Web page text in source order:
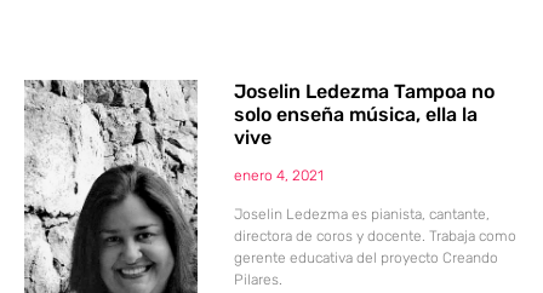
Joselin Ledezma Tampoa no
solo enseña música, ella la
vive
enero 4, 2021
Joselin Ledezma es pianista, cantante,
directora de coros y docente. Trabaja como
gerente educativa del proyecto Creando
Pilares.